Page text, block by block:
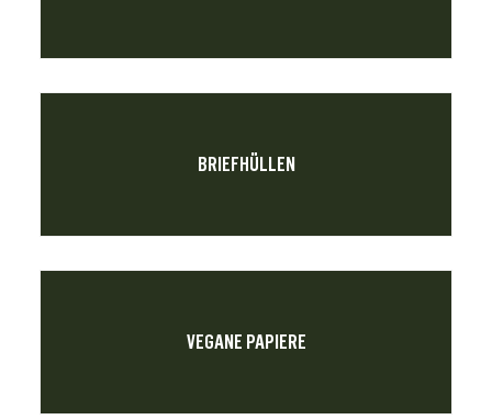
BRIEFHÜLLEN
VEGANE PAPIERE